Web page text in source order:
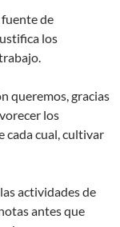
fuente de
los
queremos, gracias
los
cada cual, cultivar
actividades de
antes que